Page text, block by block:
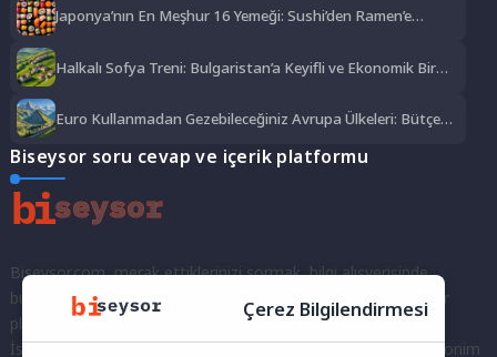
Japonya’nın En Meşhur 16 Yemeği: Sushi’den Ramen’e
Halkalı Sofya Treni: Bulgaristan’a Keyifli ve Ekonomik Bir
Euro Kullanmadan Gezebileceğiniz Avrupa Ülkeleri: Bütçe
Biseysor soru cevap ve içerik platformu
Biseysor.com, merak ettiklerinizi sormak, bilgi alışverişinde
bulunmak ve fikirlerinizi paylaşmak için bir araya geldiğimiz bir
platformdur.
İster kayıtlı bir kullanıcı olarak topluluğumuza katılın, ister anonim
Çerez Bilgilendirmesi